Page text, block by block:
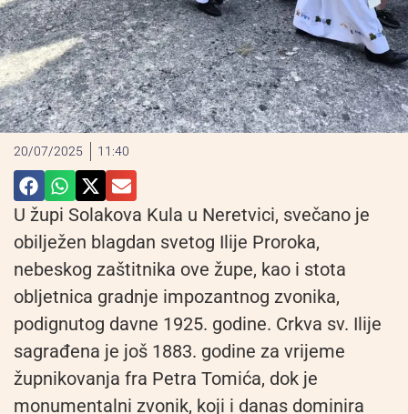
20/07/2025 11:40
U župi Solakova Kula u Neretvici, svečano je
obilježen blagdan svetog Ilije Proroka,
nebeskog zaštitnika ove župe, kao i stota
obljetnica gradnje impozantnog zvonika,
podignutog davne 1925. godine. Crkva sv. Ilije
sagrađena je još 1883. godine za vrijeme
župnikovanja fra Petra Tomića, dok je
monumentalni zvonik, koji i danas dominira